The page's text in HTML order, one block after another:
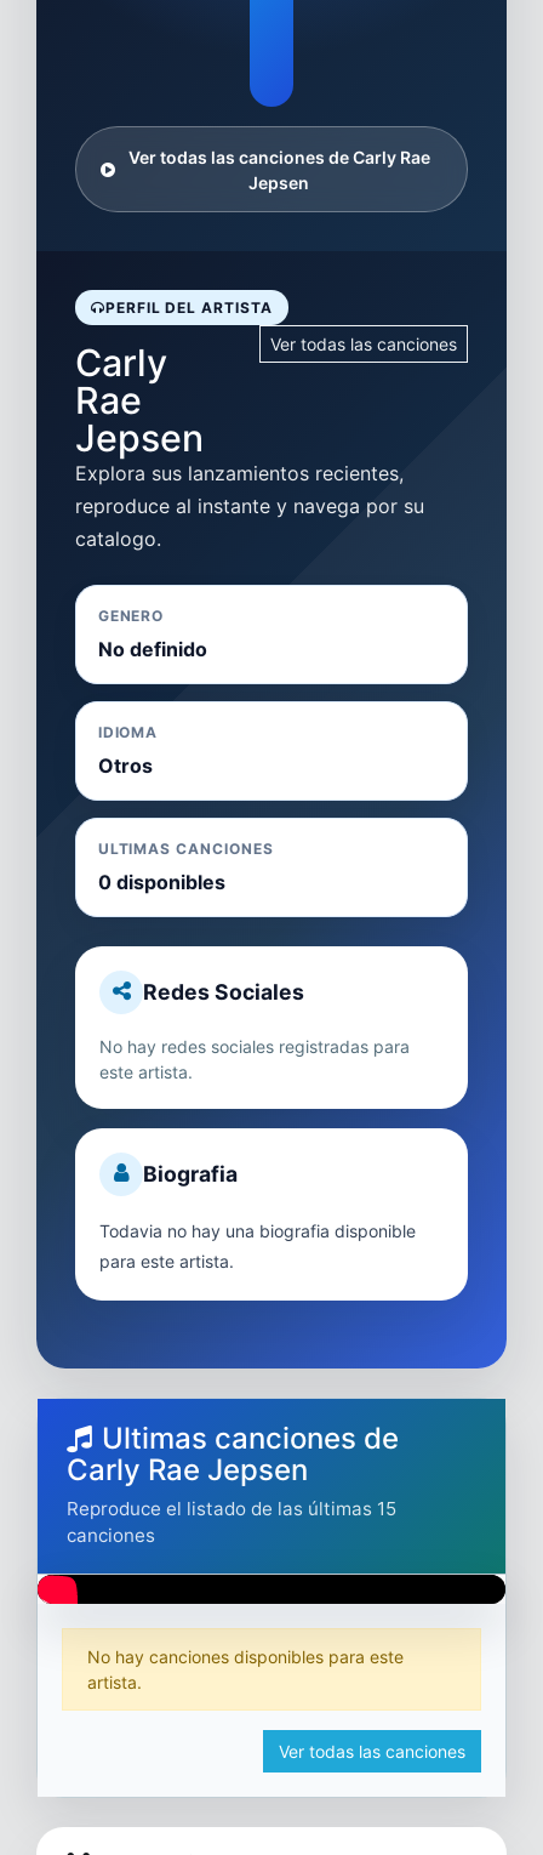
Ver todas las canciones de Carly Rae
Jepsen
PERFIL DEL ARTISTA
Carly
Rae
Jepsen
Ver todas las canciones
Explora sus lanzamientos recientes,
reproduce al instante y navega por su
catalogo.
GENERO
No definido
IDIOMA
Otros
ULTIMAS CANCIONES
0 disponibles
Redes Sociales
No hay redes sociales registradas para
este artista.
Biografia
Todavia no hay una biografia disponible
para este artista.
Ultimas canciones de
Carly Rae Jepsen
Reproduce el listado de las últimas 15
canciones
No hay canciones disponibles para este
artista.
Ver todas las canciones